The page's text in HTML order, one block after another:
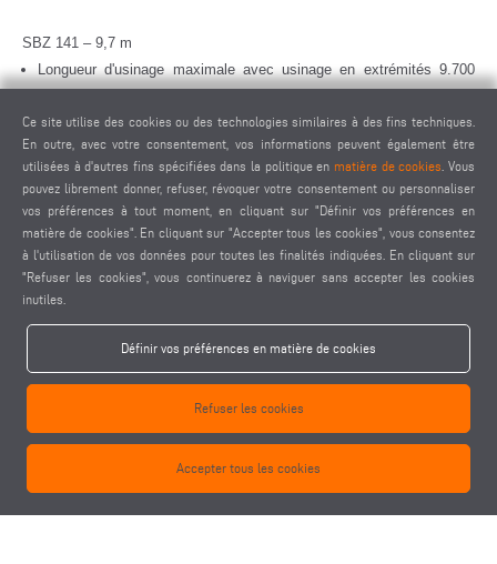
SBZ 141 – 9,7 m
Longueur d'usinage maximale avec usinage en extrémités 9.700
Longueur d'usinage maximale sans usinage en extrémités 9.820
mm
Options
Usinage de couches doubles en mode pendulaire
Mesure automatique de la longueur des deux côtés
Dispositif de serrage pour l'usinage de barre double
Scanner de code-barres
Têtes de fraisage angulaire
Porte-outils
Mandrin pour pince de serrage
Pinces de serrage
Ce site utilise des cookies ou des technologies similaires à des fins techniques.
En outre, avec votre consentement, vos informations peuvent également être
utilisées à d'autres fins spécifiées dans la politique en matière de cookies . Vous
pouvez librement donner, refuser, révoquer votre consentement ou personnaliser
vos préférences à tout moment, en cliquant sur "Définir vos préférences en
matière de cookies". En cliquant sur "Accepter tous les cookies", vous consentez
à l'utilisation de vos données pour toutes les finalités indiquées. En cliquant sur
"Refuser les cookies", vous continuerez à naviguer sans accepter les cookies
inutiles.
Définir vos préférences en matière de cookies
Refuser les cookies
Accepter tous les cookies